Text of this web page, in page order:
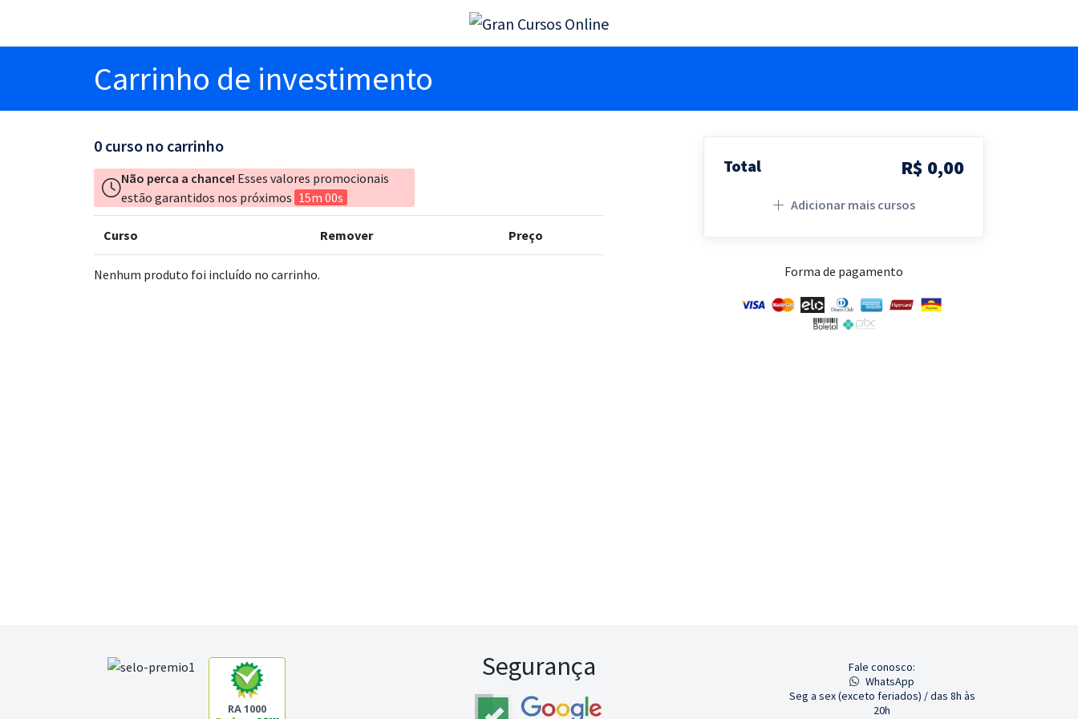
Carrinho de investimento
0 curso no carrinho
Não perca a chance! Esses valores promocionais
estão garantidos nos próximos 15m 00s
Curso Remover Preço
Nenhum produto foi incluído no carrinho.
Total R$ 0,00
Adicionar mais cursos
Forma de pagamento
RA 1000
Segurança
Fale conosco:
WhatsApp
Seg a sex (exceto feriados) / das 8h às
20h